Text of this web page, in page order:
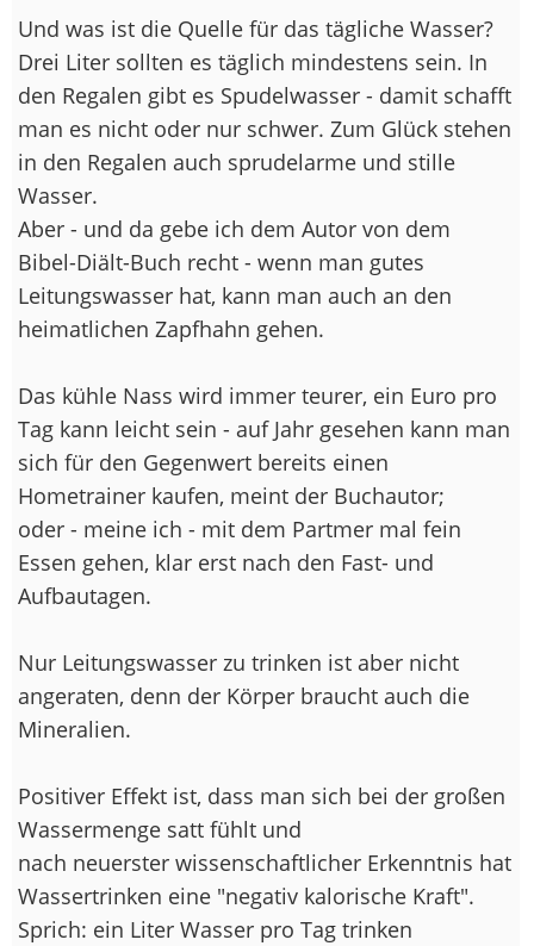
Und was ist die Quelle für das tägliche Wasser?
Drei Liter sollten es täglich mindestens sein. In
den Regalen gibt es Spudelwasser - damit schafft
man es nicht oder nur schwer. Zum Glück stehen
in den Regalen auch sprudelarme und stille
Wasser.
Aber - und da gebe ich dem Autor von dem
Bibel-Diält-Buch recht - wenn man gutes
Leitungswasser hat, kann man auch an den
heimatlichen Zapfhahn gehen.
Das kühle Nass wird immer teurer, ein Euro pro
Tag kann leicht sein - auf Jahr gesehen kann man
sich für den Gegenwert bereits einen
Hometrainer kaufen, meint der Buchautor;
oder - meine ich - mit dem Partmer mal fein
Essen gehen, klar erst nach den Fast- und
Aufbautagen.
Nur Leitungswasser zu trinken ist aber nicht
angeraten, denn der Körper braucht auch die
Mineralien.
Positiver Effekt ist, dass man sich bei der großen
Wassermenge satt fühlt und
nach neuerster wissenschaftlicher Erkenntnis hat
Wassertrinken eine "negativ kalorische Kraft".
Sprich: ein Liter Wasser pro Tag trinken